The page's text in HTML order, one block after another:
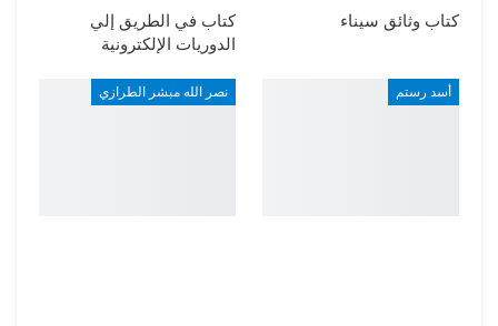
كتاب وثائق سيناء
كتاب في الطريق إلي
الدوريات الإلكترونية
أسد رستم نصر الله مبشر الطرازي